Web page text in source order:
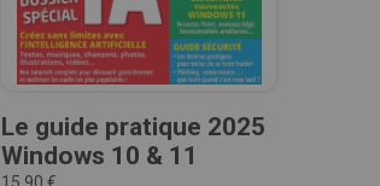
Le guide pratique 2025
Windows 10 & 11